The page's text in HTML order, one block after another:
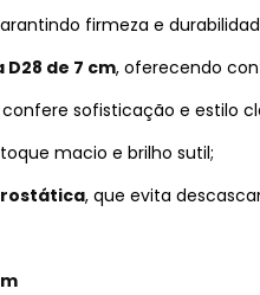
firmeza e
de 7 cm, oferecendo
sofisticação e estilo
macio e brilho sutil;
, que evita